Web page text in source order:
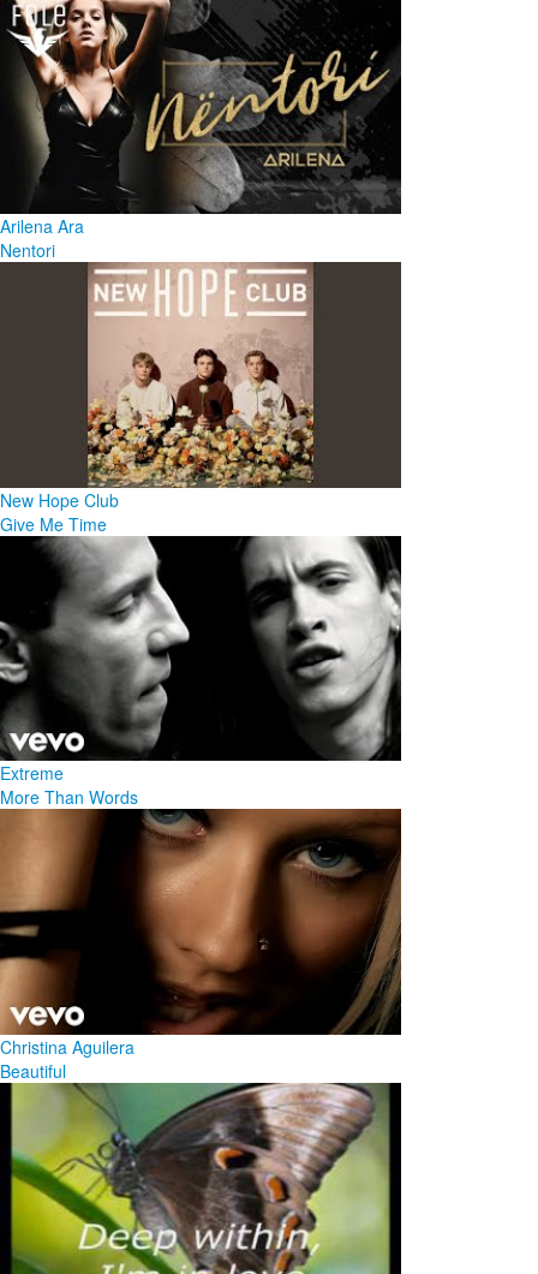
Arilena Ara
Nentori
New Hope Club
Give Me Time
Extreme
More Than Words
Christina Aguilera
Beautiful